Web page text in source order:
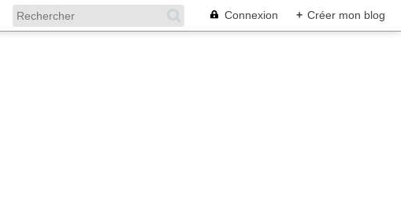
Connexion + Créer mon blog